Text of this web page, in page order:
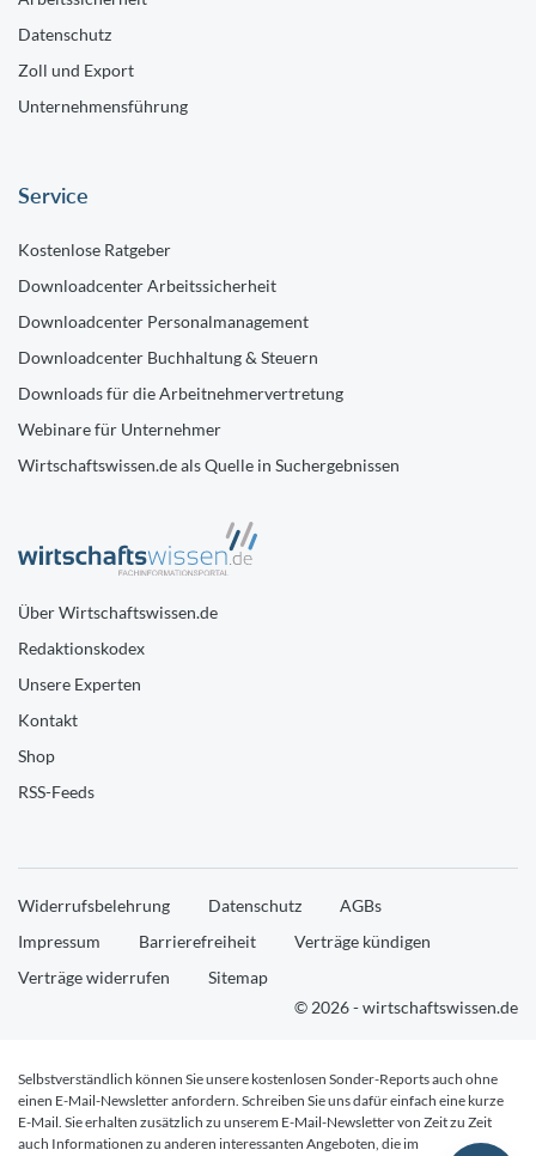
Datenschutz
Zoll und Export
Unternehmensführung
Service
Kostenlose Ratgeber
Downloadcenter Arbeitssicherheit
Downloadcenter Personalmanagement
Downloadcenter Buchhaltung & Steuern
Downloads für die Arbeitnehmervertretung
Webinare für Unternehmer
Wirtschaftswissen.de als Quelle in Suchergebnissen
Über Wirtschaftswissen.de
Redaktionskodex
Unsere Experten
Kontakt
Shop
RSS-Feeds
Widerrufsbelehrung Datenschutz
AGBs
Impressum
Barrierefreiheit
Verträge kündigen
Verträge widerrufen
Sitemap
© 2026 - wirtschaftswissen.de
Selbstverständlich können Sie unsere kostenlosen Sonder-Reports auch ohne
einen E-Mail-Newsletter anfordern. Schreiben Sie uns dafür einfach eine kurze
E-Mail. Sie erhalten zusätzlich zu unserem E-Mail-Newsletter von Zeit zu Zeit
auch Informationen zu anderen interessanten Angeboten, die im